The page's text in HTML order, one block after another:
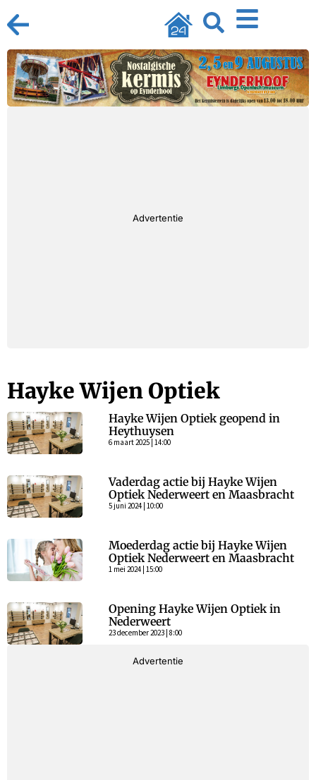
Advertentie
Hayke Wijen Optiek
Hayke Wijen Optiek geopend in
Heythuysen
6 maart 2025 | 14:00
Vaderdag actie bij Hayke Wijen
Optiek Nederweert en Maasbracht
5 juni 2024 | 10:00
Moederdag actie bij Hayke Wijen
Optiek Nederweert en Maasbracht
1 mei 2024 | 15:00
Opening Hayke Wijen Optiek in
Nederweert
23 december 2023 | 8:00
Advertentie